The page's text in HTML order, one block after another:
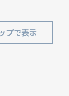
プで表示